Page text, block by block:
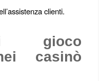
clienti.
gioco
casinò